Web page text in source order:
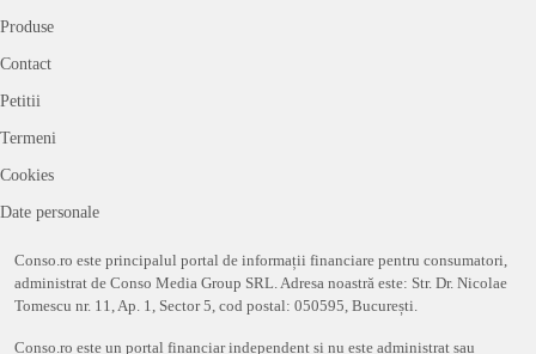
Produse
Contact
Petitii
Termeni
Cookies
Date personale
Conso.ro este principalul portal de informații financiare pentru consumatori,
administrat de Conso Media Group SRL. Adresa noastră este: Str. Dr. Nicolae
Tomescu nr. 11, Ap. 1, Sector 5, cod postal: 050595, București.
Conso.ro este un portal financiar independent și nu este administrat sau